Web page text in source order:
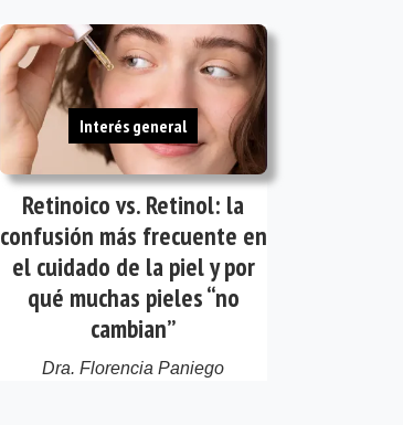
Retinoico vs. Retinol: la
confusión más frecuente en
el cuidado de la piel y por
qué muchas pieles “no
cambian”
Dra. Florencia Paniego
Interés general